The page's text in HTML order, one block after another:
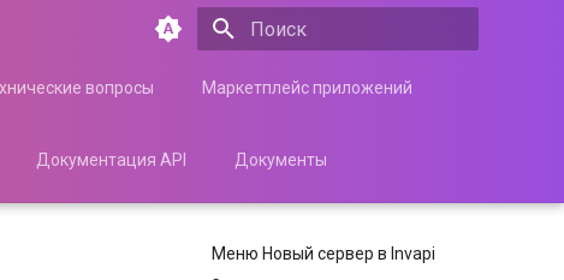
вопросы Маркетплейс приложений
Документация API Документы
Меню Новый сервер в Invapi